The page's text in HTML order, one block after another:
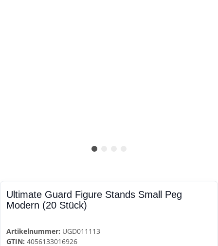
Ultimate Guard Figure Stands Small Peg
Modern (20 Stück)
Artikelnummer: UGD011113
GTIN: 4056133016926